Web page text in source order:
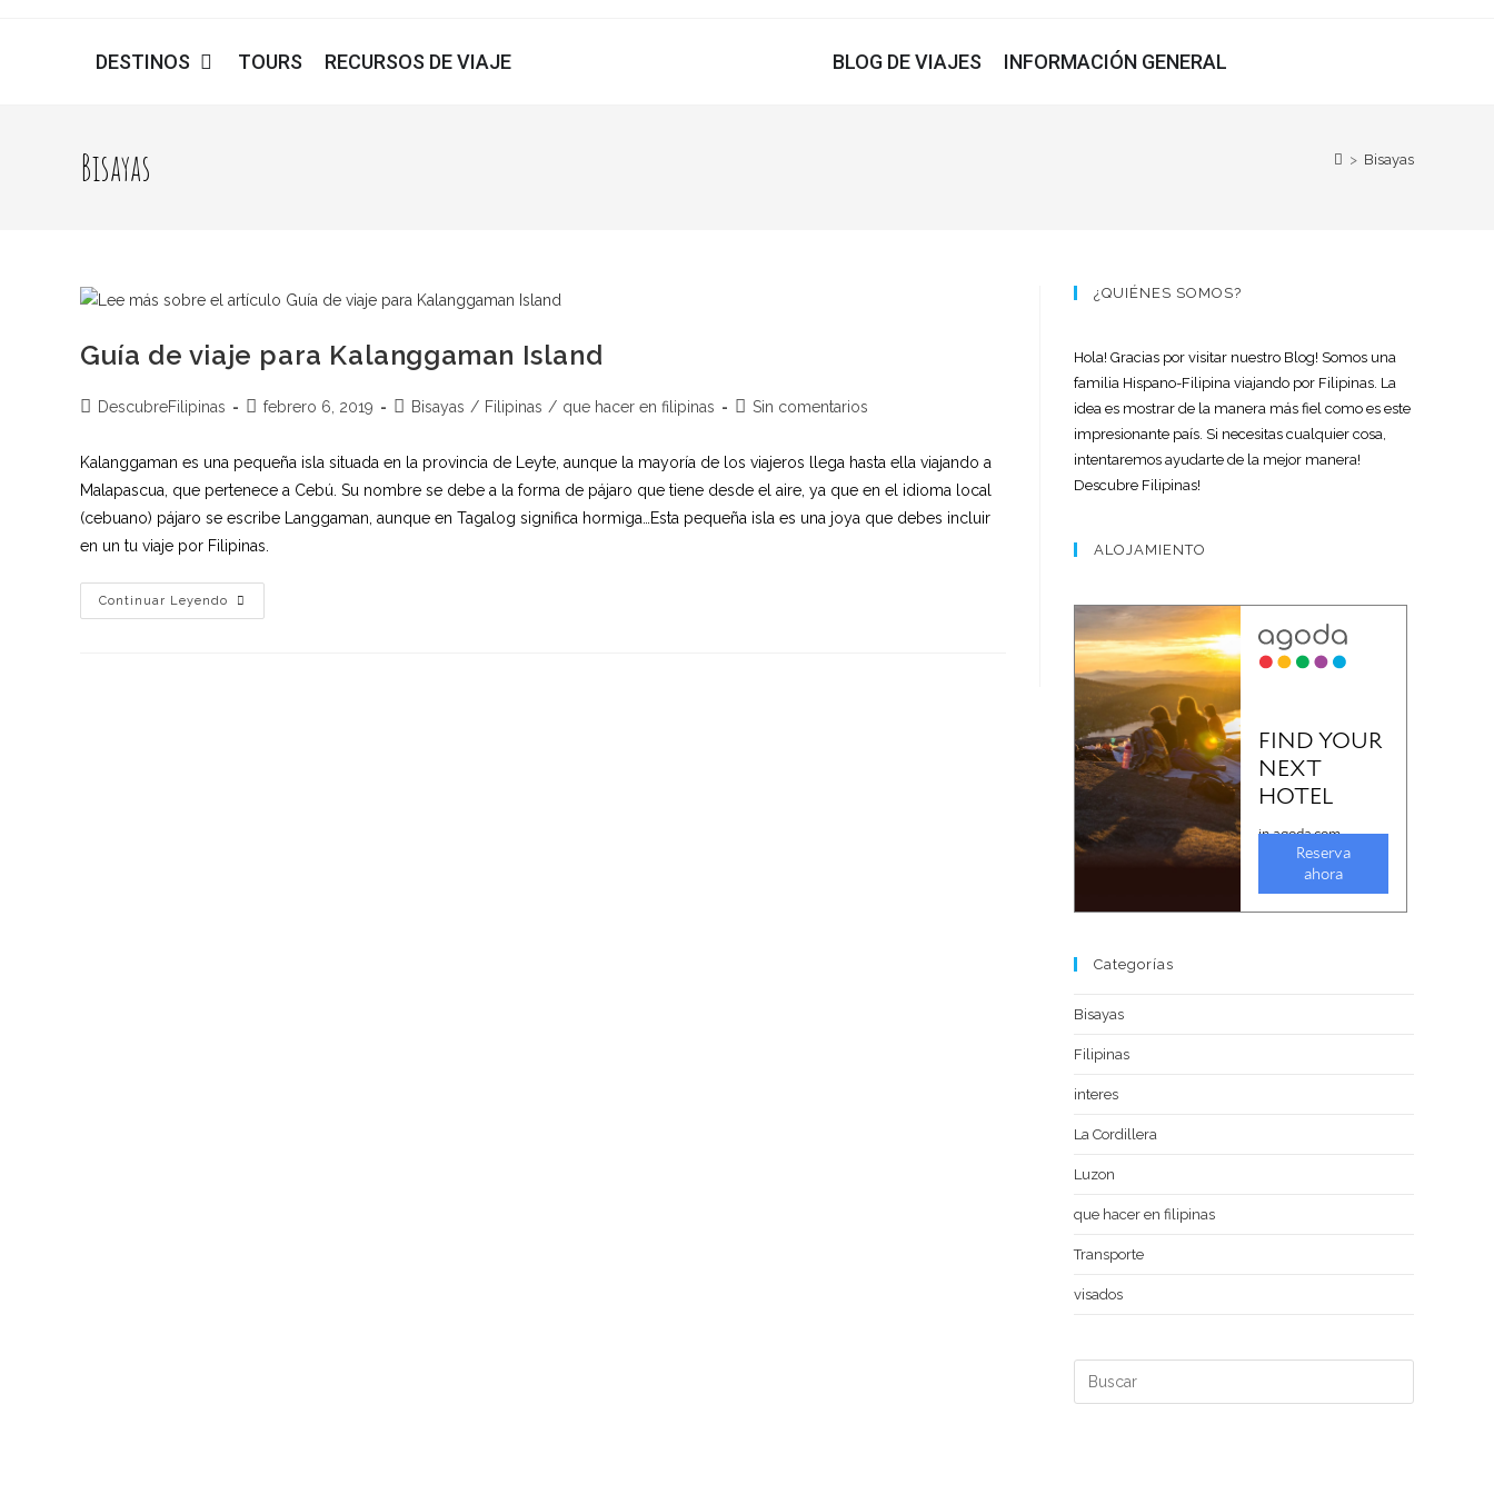
DESTINOS TOURS RECURSOS DE VIAJE BLOG DE VIAJES INFORMACIÓN GENERAL
Bisayas > Bisayas
Guía de viaje para Kalanggaman Island
DescubreFilipinas febrero 6, 2019 Bisayas / Filipinas / que hacer en filipinas Sin comentarios
Kalanggaman es una pequeña isla situada en la provincia de Leyte, aunque la mayoría de los viajeros llega hasta ella viajando a
Malapascua, que pertenece a Cebú. Su nombre se debe a la forma de pájaro que tiene desde el aire, ya que en el idioma local
(cebuano) pájaro se escribe Langgaman, aunque en Tagalog significa hormiga…Esta pequeña isla es una joya que debes incluir
en un tu viaje por Filipinas.
Continuar Leyendo
¿QUIÉNES SOMOS?
Hola! Gracias por visitar nuestro Blog! Somos una
familia Hispano-Filipina viajando por Filipinas. La
idea es mostrar de la manera más fiel como es este
impresionante país. Si necesitas cualquier cosa,
intentaremos ayudarte de la mejor manera!
Descubre Filipinas!
ALOJAMIENTO
Categorías
Bisayas
Filipinas
interes
La Cordillera
Luzon
que hacer en filipinas
Transporte
visados